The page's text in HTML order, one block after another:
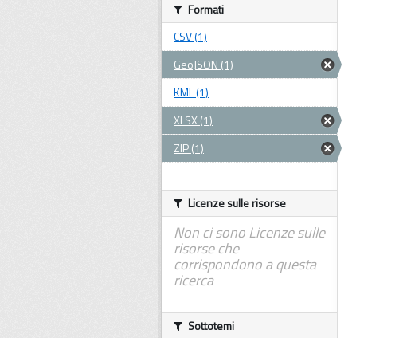
Formati
CSV (1)
GeoJSON (1)
KML (1)
XLSX (1)
ZIP (1)
Licenze sulle risorse
Non ci sono Licenze sulle
risorse che
corrispondono a questa
ricerca
Sottotemi